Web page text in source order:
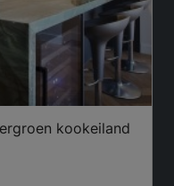
kookeiland